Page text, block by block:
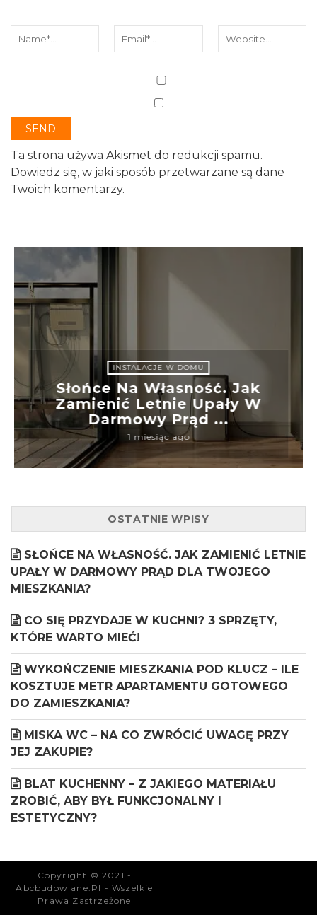
Ta strona używa Akismet do redukcji spamu.
Dowiedz się, w jaki sposób przetwarzane są dane
Twoich komentarzy.
INSTALACJE W DOMU
Słońce Na Własność. Jak
Zamienić Letnie Upały W
Darmowy Prąd ...
1 miesiąc ago
OSTATNIE WPISY
SŁOŃCE NA WŁASNOŚĆ. JAK ZAMIENIĆ LETNIE
UPAŁY W DARMOWY PRĄD DLA TWOJEGO
MIESZKANIA?
CO SIĘ PRZYDAJE W KUCHNI? 3 SPRZĘTY,
KTÓRE WARTO MIEĆ!
WYKOŃCZENIE MIESZKANIA POD KLUCZ – ILE
KOSZTUJE METR APARTAMENTU GOTOWEGO
DO ZAMIESZKANIA?
MISKA WC – NA CO ZWRÓCIĆ UWAGĘ PRZY
JEJ ZAKUPIE?
BLAT KUCHENNY – Z JAKIEGO MATERIAŁU
ZROBIĆ, ABY BYŁ FUNKCJONALNY I
ESTETYCZNY?
Copyright © 2021 -
Abcbudowlane.pl - Wszelkie
Prawa Zastrzeżone